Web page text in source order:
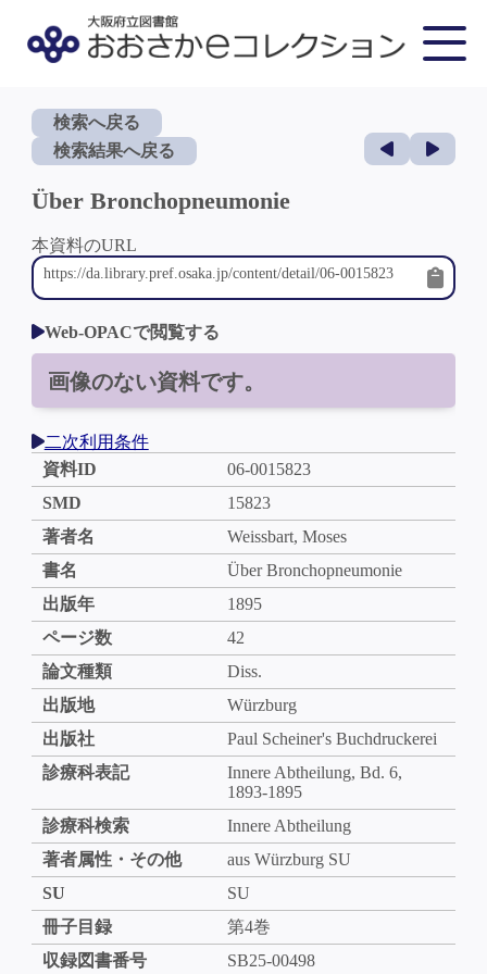
検索へ戻る
検索結果へ戻る
Über Bronchopneumonie
本資料のURL
Web-OPACで閲覧する
画像のない資料です。
二次利用条件
資料ID
06-0015823
SMD
15823
著者名
Weissbart, Moses
書名
Über Bronchopneumonie
出版年
1895
ページ数
42
論文種類
Diss.
出版地
Würzburg
出版社
Paul Scheiner's Buchdruckerei
診療科表記
Innere Abtheilung, Bd. 6,
1893-1895
診療科検索
Innere Abtheilung
著者属性・その他
aus Würzburg SU
SU
SU
冊子目録
第4巻
収録図書番号
SB25-00498